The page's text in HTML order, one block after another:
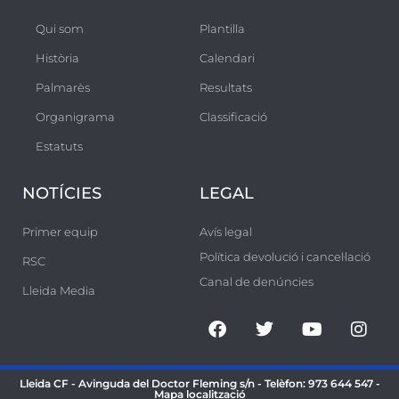
r
a
Qui som
Història
Palmarès
Organigrama
Estatuts
Plantilla
Calendari
Resultats
Classificació
NOTÍCIES
Primer equip
RSC
Lleida Media
LEGAL
Avís legal
Política devolució i cancel·lació
Canal de denúncies
Lleida CF - Avinguda del Doctor Fleming s/n - Telèfon: 973 644 547-
Mapa localització